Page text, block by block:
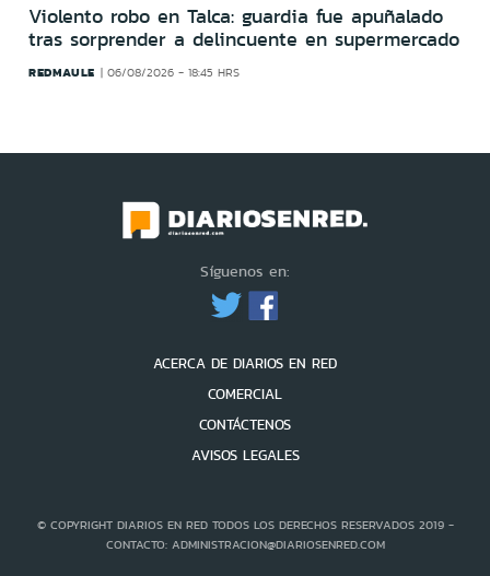
Violento robo en Talca: guardia fue apuñalado
tras sorprender a delincuente en supermercado
REDMAULE 06/08/2026 - 18:45 HRS
Síguenos en:
ACERCA DE DIARIOS EN RED
COMERCIAL
CONTÁCTENOS
AVISOS LEGALES
© COPYRIGHT DIARIOS EN RED TODOS LOS DERECHOS RESERVADOS 2019 -
CONTACTO: ADMINISTRACION@DIARIOSENRED.COM